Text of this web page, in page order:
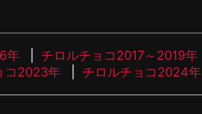
年 チロルチョコ2017～2019年
コ2023年
チロルチョコ2024年